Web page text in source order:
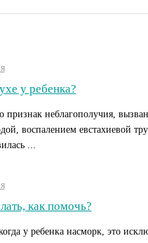
у ребенка?
признак неблагополучия,
воспалением евстахиевой
...
как помочь?
у ребенка насморк, это